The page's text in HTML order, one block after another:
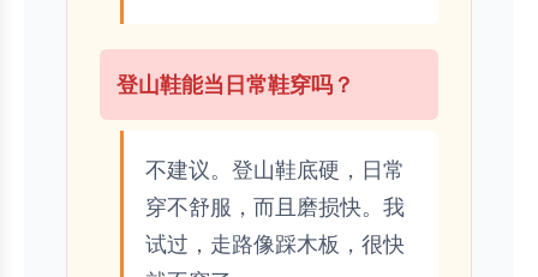
登山鞋能当日常鞋穿吗？
不建议。登山鞋底硬，日常
穿不舒服，而且磨损快。我
试过，走路像踩木板，很快